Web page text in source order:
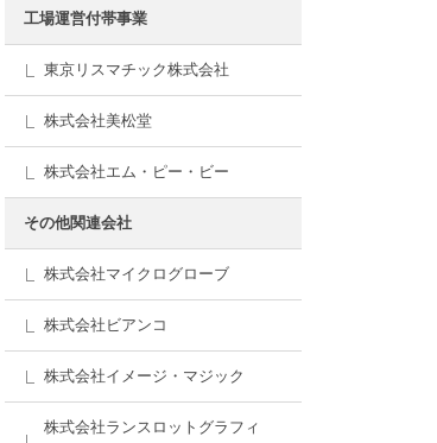
工場運営付帯事業
東京リスマチック株式会社
株式会社美松堂
株式会社エム・ピー・ビー
その他関連会社
株式会社マイクログローブ
株式会社ビアンコ
株式会社イメージ・マジック
株式会社ランスロットグラフィ